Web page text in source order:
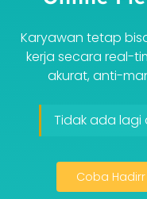
Karyawan tetap
kerja secara real-
akurat, anti-
Tidak ada lagi
Coba